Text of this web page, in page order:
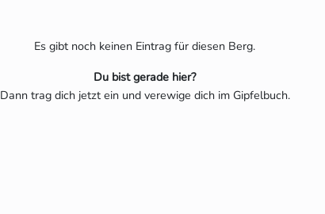
Es gibt noch keinen Eintrag für diesen Berg.
Du bist gerade hier?
Dann trag dich jetzt ein und verewige dich im Gipfelbuch.